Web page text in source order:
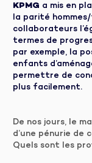
KPMG a mis en
la parité
collaborateurs
termes de
par exemple, la
enfants
permettre de
plus facilement.
De nos jours, le
d’une pénurie de
Quels sont les